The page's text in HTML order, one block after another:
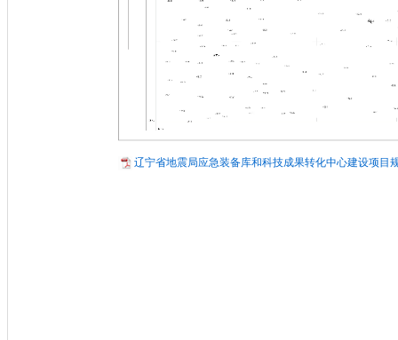
辽宁省地震局应急装备库和科技成果转化中心建设项目